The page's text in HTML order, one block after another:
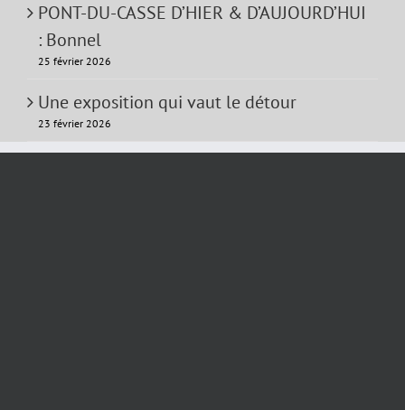
PONT-DU-CASSE D’HIER & D’AUJOURD’HUI
: Bonnel
25 février 2026
Une exposition qui vaut le détour
23 février 2026